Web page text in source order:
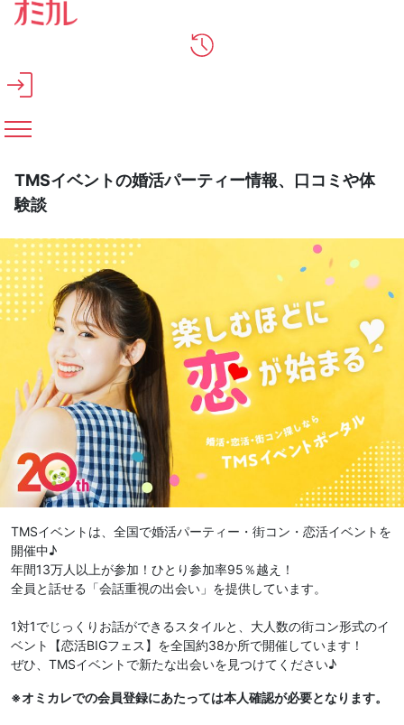
メインコンテンツへスキップ
TMSイベントの婚活パーティー情報、口コミや体
験談
TMSイベントは、全国で婚活パーティー・街コン・恋活イベントを
開催中♪
年間13万人以上が参加！ひとり参加率95％越え！
全員と話せる「会話重視の出会い」を提供しています。
1対1でじっくりお話ができるスタイルと、大人数の街コン形式のイ
ベント【恋活BIGフェス】を全国約38か所で開催しています！
ぜひ、TMSイベントで新たな出会いを見つけてください♪
※オミカレでの会員登録にあたっては本人確認が必要となります。